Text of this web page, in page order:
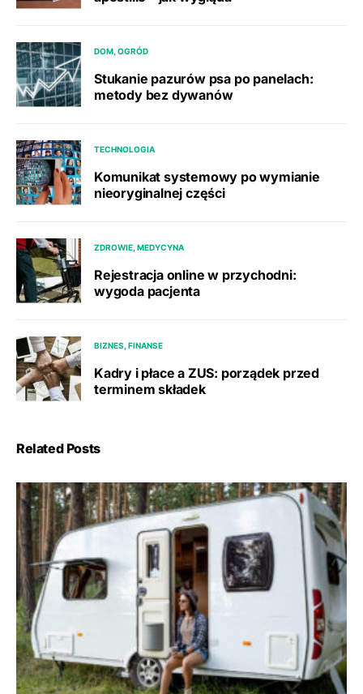
DOM, OGRÓD
Stukanie pazurów psa po panelach:
metody bez dywanów
TECHNOLOGIA
Komunikat systemowy po wymianie
nieoryginalnej części
ZDROWIE, MEDYCYNA
Rejestracja online w przychodni:
wygoda pacjenta
BIZNES, FINANSE
Kadry i płace a ZUS: porządek przed
terminem składek
Related Posts